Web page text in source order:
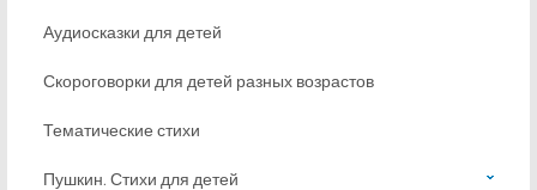
Аудиосказки для детей
Скороговорки для детей разных возрастов
Тематические стихи
Пушкин. Стихи для детей